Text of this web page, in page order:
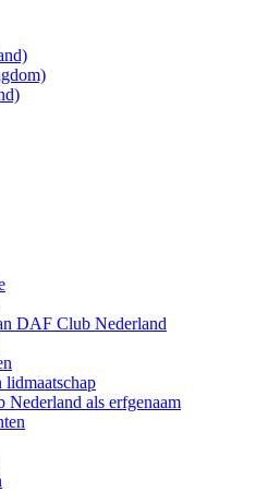
DAF Club Nederland
lidmaatschap
als erfgenaam